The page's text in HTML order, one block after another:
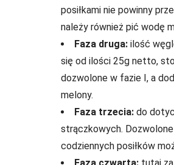
posiłkami nie powinny
należy również pić wodę
Faza druga: ilość
się od ilości 25g netto,
dozwolone w fazie I, a
melony.
Faza trzecia: do
strączkowych. Dozwolone
codziennych posiłków